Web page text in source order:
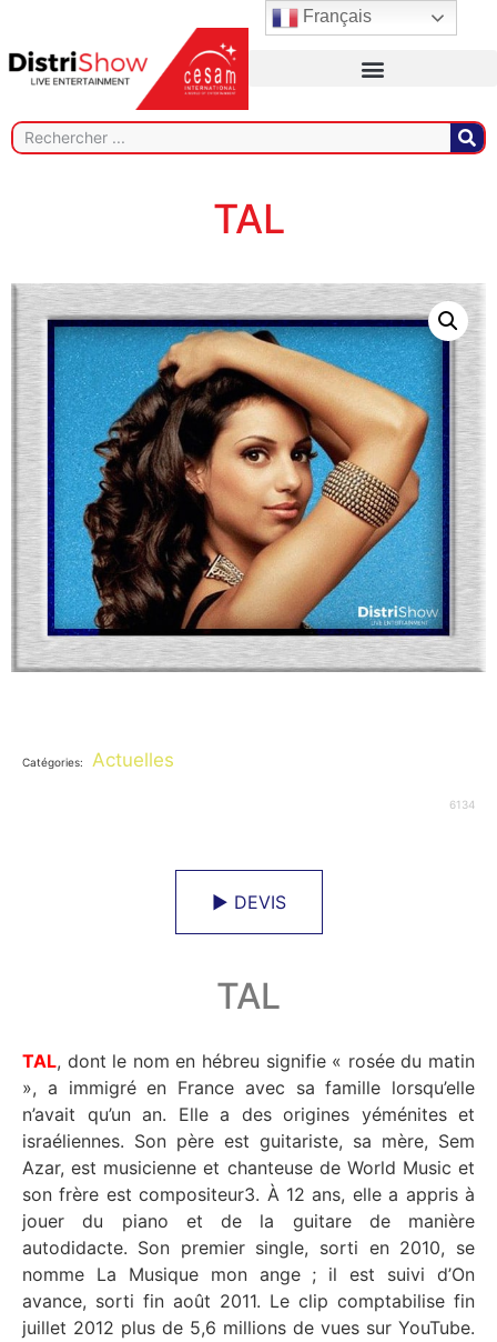
TAL
Catégories: Actuelles
6134
► DEVIS
TAL
TAL, dont le nom en hébreu signifie « rosée du matin
», a immigré en France avec sa famille lorsqu’elle
n’avait qu’un an. Elle a des origines yéménites et
israéliennes. Son père est guitariste, sa mère, Sem
Azar, est musicienne et chanteuse de World Music et
son frère est compositeur3. À 12 ans, elle a appris à
jouer du piano et de la guitare de manière
autodidacte. Son premier single, sorti en 2010, se
nomme La Musique mon ange ; il est suivi d’On
avance, sorti fin août 2011. Le clip comptabilise fin
juillet 2012 plus de 5,6 millions de vues sur YouTube.
Français